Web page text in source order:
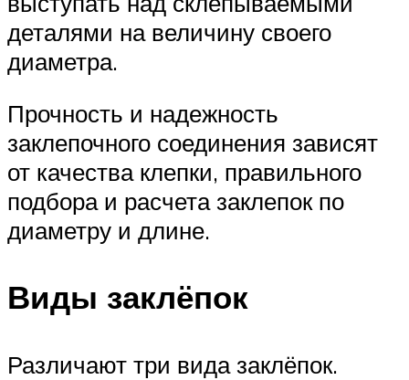
деталями на величину своего
диаметра.
Прочность и надежность
заклепочного соединения зависят
от качества клепки, правильного
подбора и расчета заклепок по
диаметру и длине.
Виды заклёпок
Различают три вида заклёпок.